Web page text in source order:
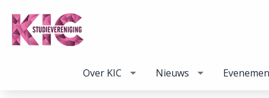
Over KIC Nieuws